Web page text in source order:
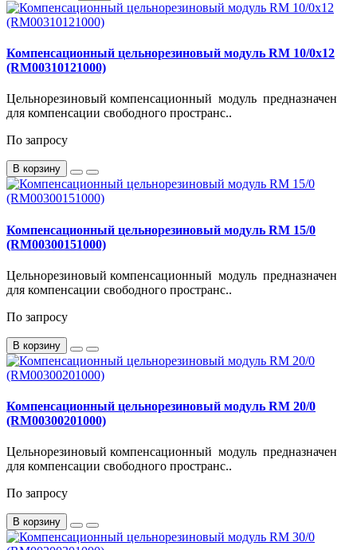
Компенсационный цельнорезиновый модуль RM 10/0x12
(RM00310121000)
Цельнорезиновый компенсационный модуль предназначен
для компенсации свободного пространс..
По запросу
В корзину
Компенсационный цельнорезиновый модуль RM 15/0
(RM00300151000)
Цельнорезиновый компенсационный модуль предназначен
для компенсации свободного пространс..
По запросу
В корзину
Компенсационный цельнорезиновый модуль RM 20/0
(RM00300201000)
Цельнорезиновый компенсационный модуль предназначен
для компенсации свободного пространс..
По запросу
В корзину